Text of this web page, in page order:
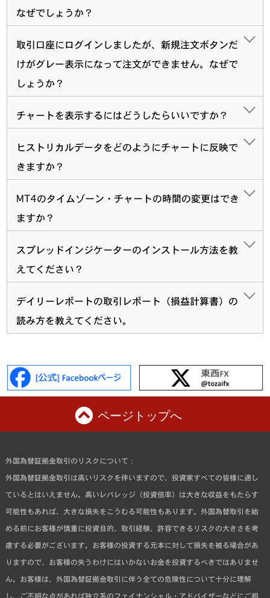
なぜでしょうか？
取引口座にログインしましたが、新規注文ボタンだ
けがグレー表示になって注文ができません。なぜで
しょうか？
チャートを表示するにはどうしたらいいですか？
ヒストリカルデータをどのようにチャートに反映で
きますか？
MT4のタイムゾーン・チャートの時間の変更はでき
ますか？
スプレッドインジケーターのインストール方法を教
えてください？
デイリーレポートの取引レポート（損益計算書）の
読み方を教えてください。
ページトップへ
外国為替証拠金取引のリスクについて：
外国為替証拠金取引は高いリスクを伴いますので、投資家すべての皆様に適し
ているとはいえません。高いレバレッジ（投資倍率）は大きな収益をもたらす
可能性もあれば、大きな損失をこうむる可能性もあります。外国為替取引を始
める前にお客様が慎重に投資目的、取引経験、許容できるリスクの大きさを考
慮する必要がございます。お客様の投資する元本に対して損失を被る場合があ
りますので、お客様の失うわけにはいかないお金を投資するべきではありませ
ん。お客様は、外国為替証拠金取引に伴う全ての危険性について十分に理解
し、ご不明な点があれば独立系のファイナンシャル・アドバイザーなどにご相